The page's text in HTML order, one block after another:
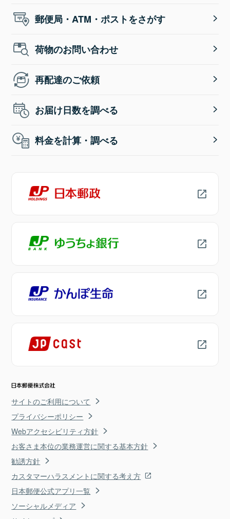
郵便局・ATM・ポストをさがす
荷物のお問い合わせ
再配達のご依頼
お届け日数を調べる
料金を計算・調べる
サイトのご利用について
プライバシーポリシー
Webアクセシビリティ方針
お客さま本位の業務運営に関する基本方針
勧誘方針
カスタマーハラスメントに関する考え方
日本郵便公式アプリ一覧
ソーシャルメディア